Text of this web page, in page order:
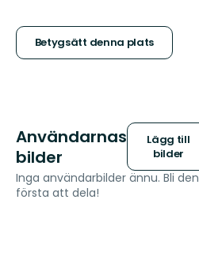
stjärnor
Betygsätt denna plats
Användarnas
bilder
Lägg till
bilder
Inga användarbilder ännu. Bli den
första att dela!